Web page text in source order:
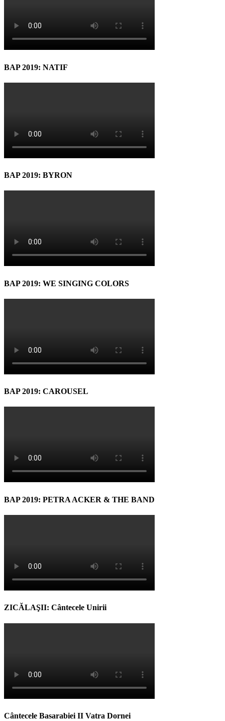
BAP 2019: NATIF
BAP 2019: BYRON
BAP 2019: WE SINGING COLORS
BAP 2019: CAROUSEL
BAP 2019: PETRA ACKER & THE BAND
ZICĂLAŞII: Cântecele Unirii
Cântecele Basarabiei II Vatra Dornei